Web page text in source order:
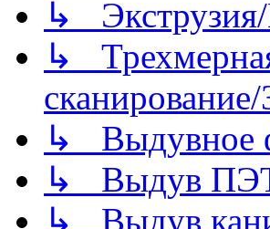
↳
↳
↳ Выдувное
↳ Выдув
↳ Выдув